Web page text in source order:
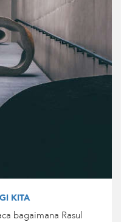
KITA
bagaimana Rasul